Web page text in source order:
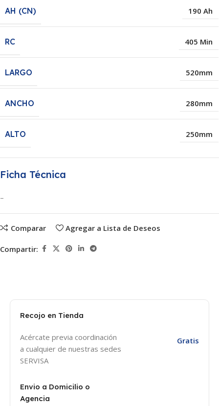
AH (CN) 190 Ah
RC 405 Min
LARGO 520mm
ANCHO 280mm
ALTO 250mm
Ficha Técnica
–
Comparar Agregar a Lista de Deseos
Compartir:
Recojo en Tienda
Acércate previa coordinación
a cualquier de nuestras sedes
SERVISA
Gratis
Envio a Domicilio o
Agencia